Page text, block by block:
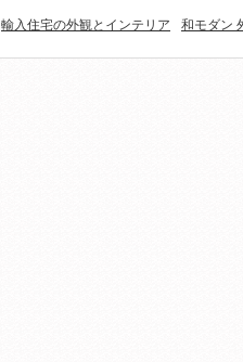
輸入住宅の外観とインテリア 和モダン